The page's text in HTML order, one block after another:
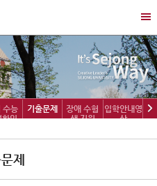
뉴
열
기/
닫
기
다
음
수능
확인
기출문제
장애 수험
생 지원
입학안내영
상
제